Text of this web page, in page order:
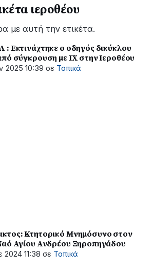
ιεροθέου
με αυτή την ετικέτα.
Εκτινάχτηκε ο οδηγός δικύκλου
σύγκρουση με ΙΧ στην Ιεροθέου
2025 10:39 σε Τοπικά
Κτητορικό Μνημόσυνο στον
Αγίου Ανδρέου Ξηροπηγάδου
2024 11:38 σε Τοπικά